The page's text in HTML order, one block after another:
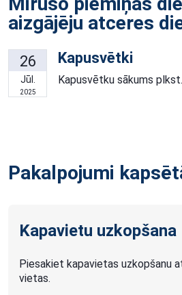
aizgājēju atceres
26
Jūl.
2025
Kapusvētki
Kapusvētku sākums
Pakalpojumi
Kapavietu uzkopšana
Piesakiet kapavietas uzkopšanu
vietas.